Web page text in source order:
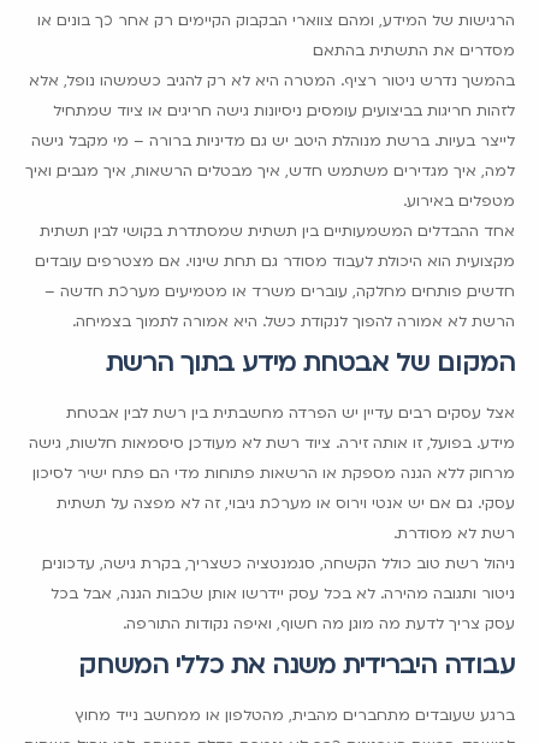
הרגישות של המידע, ומהם צווארי הבקבוק הקיימים. רק אחר כך בונים או
מסדרים את התשתית בהתאם.
בהמשך נדרש ניטור רציף. המטרה היא לא רק להגיב כשמשהו נופל, אלא
לזהות חריגות בביצועים, עומסים, ניסיונות גישה חריגים או ציוד שמתחיל
לייצר בעיות. ברשת מנוהלת היטב יש גם מדיניות ברורה – מי מקבל גישה
למה, איך מגדירים משתמש חדש, איך מבטלים הרשאות, איך מגבים, ואיך
מטפלים באירוע.
אחד ההבדלים המשמעותיים בין תשתית שמסתדרת בקושי לבין תשתית
מקצועית הוא היכולת לעבוד מסודר גם תחת שינוי. אם מצטרפים עובדים
חדשים, פותחים מחלקה, עוברים משרד או מטמיעים מערכת חדשה –
הרשת לא אמורה להפוך לנקודת כשל. היא אמורה לתמוך בצמיחה.
המקום של אבטחת מידע בתוך הרשת
אצל עסקים רבים עדיין יש הפרדה מחשבתית בין רשת לבין אבטחת
מידע. בפועל, זו אותה זירה. ציוד רשת לא מעודכן, סיסמאות חלשות, גישה
מרחוק ללא הגנה מספקת או הרשאות פתוחות מדי הם פתח ישיר לסיכון
עסקי. גם אם יש אנטי וירוס או מערכת גיבוי, זה לא מפצה על תשתית
רשת לא מסודרת.
ניהול רשת טוב כולל הקשחה, סגמנטציה כשצריך, בקרת גישה, עדכונים,
ניטור ותגובה מהירה. לא בכל עסק יידרשו אותן שכבות הגנה, אבל בכל
עסק צריך לדעת מה מוגן, מה חשוף, ואיפה נקודות התורפה.
עבודה היברידית משנה את כללי המשחק
ברגע שעובדים מתחברים מהבית, מהטלפון או ממחשב נייד מחוץ